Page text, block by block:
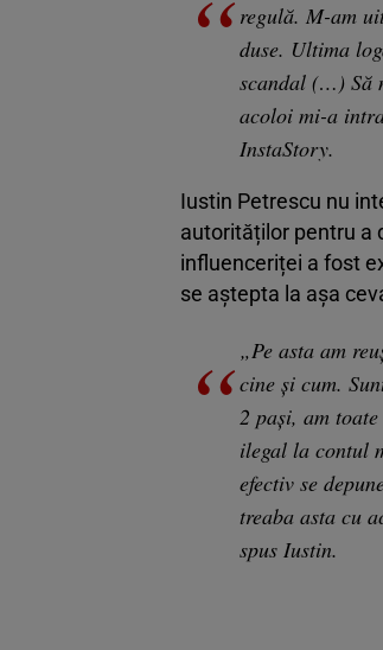
regulă. M-am
duse. Ultima
scandal (…) Să
acoloi mi-a
InstaStory.
Iustin Petrescu nu
autorităților pentru a
influenceriței a fost
se aștepta la așa
„Pe asta am
cine și cum.
2 pași, am
ilegal la contul
efectiv se
treaba asta cu
spus Iustin.